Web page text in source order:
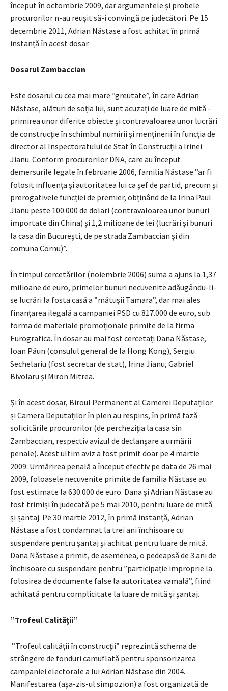
început în octombrie 2009, dar argumentele și probele
procurorilor n-au reușit să-i convingă pe judecători. Pe 15
decembrie 2011, Adrian Năstase a fost achitat în primă
instanță în acest dosar.
Dosarul Zambaccian
Este dosarul cu cea mai mare ”greutate”, în care Adrian
Năstase, alături de soția lui, sunt acuzați de luare de mită –
primirea unor diferite obiecte și contravaloarea unor lucrări
de construcție în schimbul numirii și menținerii în funcția de
director al Inspectoratului de Stat în Construcții a Irinei
Jianu. Conform procurorilor DNA, care au început
demersurile legale în februarie 2006, familia Năstase ”ar fi
folosit influența și autoritatea lui ca șef de partid, precum și
prerogativele funcției de premier, obținând de la Irina Paul
Jianu peste 100.000 de dolari (contravaloarea unor bunuri
importate din China) și 1,2 milioane de lei (lucrări și bunuri
la casa din București, de pe strada Zambaccian și din
comuna Cornu)”.
În timpul cercetărilor (noiembrie 2006) suma a ajuns la 1,37
milioane de euro, primelor bunuri necuvenite adăugându-li-
se lucrări la fosta casă a ”mătușii Tamara”, dar mai ales
finanțarea ilegală a campaniei PSD cu 817.000 de euro, sub
forma de materiale promoționale primite de la firma
Eurografica. În dosar au mai fost cercetați Dana Năstase,
Ioan Păun (consulul general de la Hong Kong), Sergiu
Sechelariu (fost secretar de stat), Irina Jianu, Gabriel
Bivolaru și Miron Mitrea.
Și în acest dosar, Biroul Permanent al Camerei Deputaților
și Camera Deputaților în plen au respins, în primă fază
solicitările procurorilor (de percheziția la casa sin
Zambaccian, respectiv avizul de declanșare a urmării
penale). Acest ultim aviz a fost primit doar pe 4 martie
2009. Urmărirea penală a început efectiv pe data de 26 mai
2009, foloasele necuvenite primite de familia Năstase au
fost estimate la 630.000 de euro. Dana și Adrian Năstase au
fost trimiși în judecată pe 5 mai 2010, pentru luare de mită
și șantaj. Pe 30 martie 2012, în primă instanță, Adrian
Năstase a fost condamnat la trei ani închisoare cu
suspendare pentru șantaj și achitat pentru luare de mită.
Dana Năstase a primit, de asemenea, o pedeapsă de 3 ani de
închisoare cu suspendare pentru ”participație improprie la
folosirea de documente false la autoritatea vamală”, fiind
achitată pentru complicitate la luare de mită și șantaj.
”Trofeul Calității”
”Trofeul calității în construcții” reprezintă schema de
strângere de fonduri camuflată pentru sponsorizarea
campaniei electorale a lui Adrian Năstase din 2004.
Manifestarea (așa-zis-ul simpozion) a fost organizată de